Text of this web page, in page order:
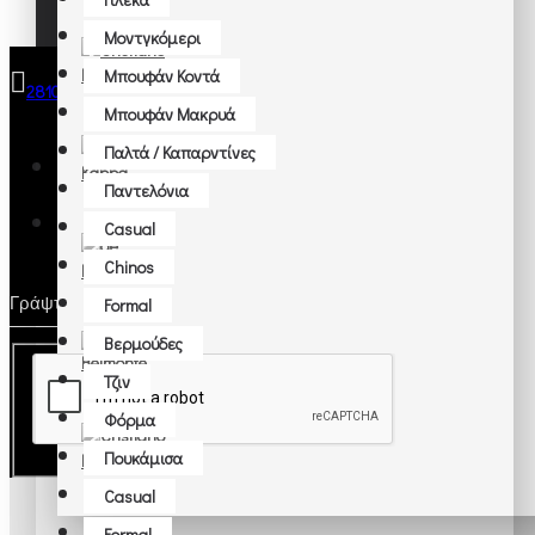
Μοντγκόμερι
Μπουφάν Κοντά
Μπουφάν Μακρυά
Παλτά / Καπαρντίνες
Αξεσουάρ
Βραχιόλια - Κρεμαστά
Βαλίτσες
Γάντια
Γραβάτες
Ζώνες
Κάλτσες
Καπέλα
Μοντγκόμερι
Μπουφάν Κοντά
Μπουφάν Μακρυά
Παλτά / Καπαρντίνες
Παντελόνια
Casual
Chinos
Formal
Βερμούδες
Τζιν
Φόρμα
Πουκάμισα
Casual
2810 285314
ΕΓΓΡΑΦΗ